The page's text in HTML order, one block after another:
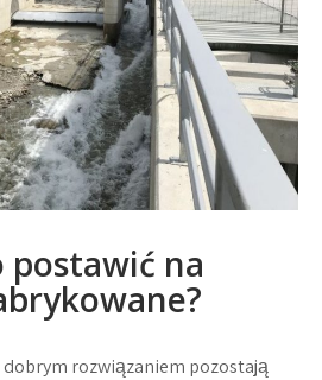
postawić na
dobrym rozwiązaniem pozostają